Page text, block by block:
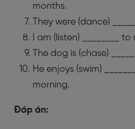
months.
They were (dance)
I am (listen) ________
The dog is (chase)
He enjoys (swim)
morning.
Đáp án: